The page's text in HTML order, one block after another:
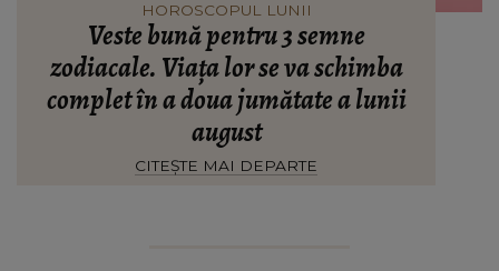
HOROSCOPUL LUNII
Veste bună pentru 3 semne
zodiacale. Viața lor se va schimba
complet în a doua jumătate a lunii
august
CITEȘTE MAI DEPARTE